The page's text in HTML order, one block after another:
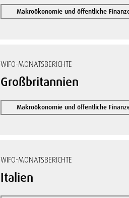
Makroökonomie und öffentliche
WIFO-MONATSBERICHTE
Großbritannien
Makroökonomie und öffentliche
WIFO-MONATSBERICHTE
Italien